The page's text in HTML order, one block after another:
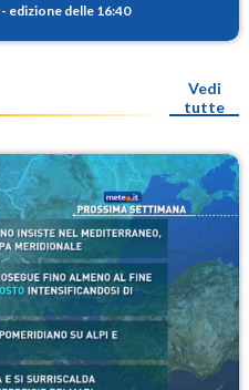
- edizione delle 16:40
Vedi
tutte